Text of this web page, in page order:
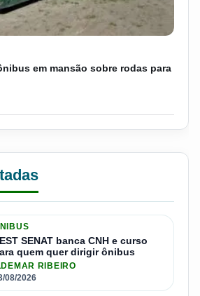
em mansão sobre rodas para
SENAT banca CNH e curso
quem quer dirigir ônibus
RIBEIRO
08/2026